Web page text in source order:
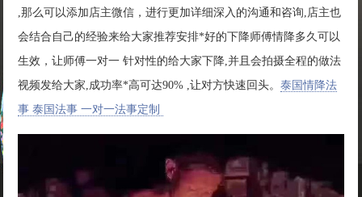
,那么可以添加店主微信，进行更加详细深入的沟通和咨询,店主也
会结合自己的经验来给大家推荐安排*好的下降师傅情降多久可以
生效，让师傅一对一 针对性的给大家下降,并且会拍摄全程的做法
视频发给大家,成功率*高可达90% ,让对方快速回头。泰国情降法
事 泰国法事 一对一法事定制